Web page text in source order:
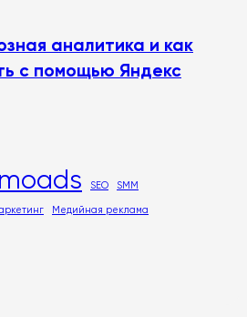
аналитика и как
с помощью Яндекс
SEO SMM
Медийная реклама